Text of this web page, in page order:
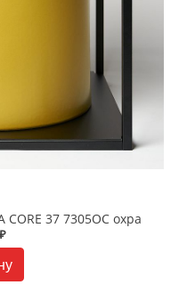
CORE 37 7305OC охра